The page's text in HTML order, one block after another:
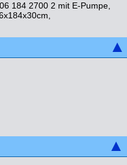
184 2700 2 mit E-Pumpe,